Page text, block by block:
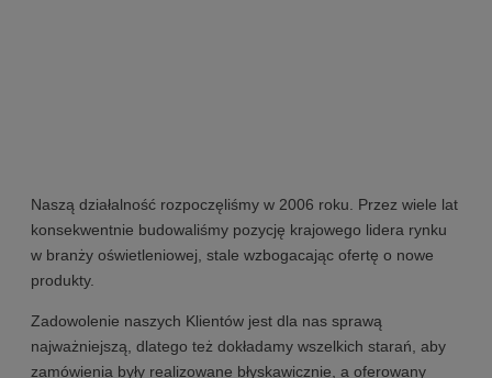
Naszą działalność rozpoczęliśmy w 2006 roku. Przez wiele lat
konsekwentnie budowaliśmy pozycję krajowego lidera rynku
w branży oświetleniowej, stale wzbogacając ofertę o nowe
produkty.
Zadowolenie naszych Klientów jest dla nas sprawą
najważniejszą, dlatego też dokładamy wszelkich starań, aby
zamówienia były realizowane błyskawicznie, a oferowany